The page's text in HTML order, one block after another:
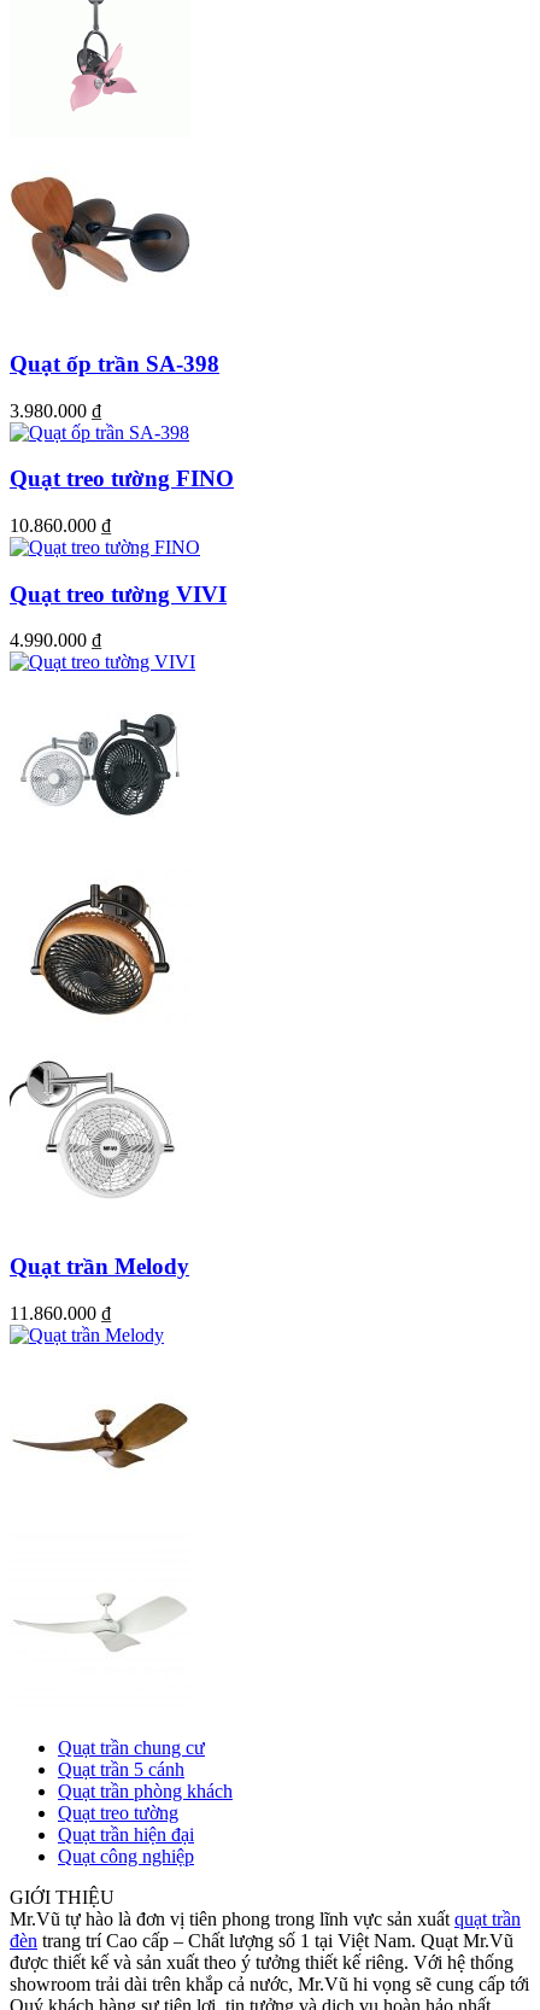
Quạt ốp trần SA-398
3.980.000 ₫
Quạt treo tường FINO
10.860.000 ₫
Quạt treo tường VIVI
4.990.000 ₫
Quạt trần Melody
11.860.000 ₫
Quạt trần chung cư
Quạt trần 5 cánh
Quạt trần phòng khách
Quạt treo tường
Quạt trần hiện đại
Quạt công nghiệp
GIỚI THIỆU
Mr.Vũ tự hào là đơn vị tiên phong trong lĩnh vực sản xuất quạt trần
đèn trang trí Cao cấp – Chất lượng số 1 tại Việt Nam. Quạt Mr.Vũ
được thiết kế và sản xuất theo ý tưởng thiết kế riêng. Với hệ thống
showroom trải dài trên khắp cả nước, Mr.Vũ hi vọng sẽ cung cấp tới
Quý khách hàng sự tiện lợi, tin tưởng và dịch vụ hoàn hảo nhất.